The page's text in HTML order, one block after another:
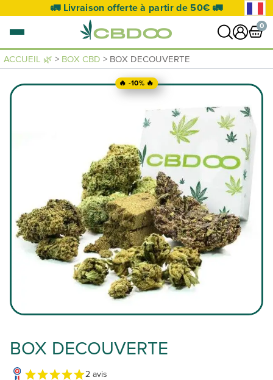
🚛 Livraison offerte à partir de 50€ 🚛
0
0 article VOIR PANIER
Votre panier est vide.
ACCUEIL 🌿 > BOX CBD > BOX DECOUVERTE
🔥 -10% 🔥
BOX DECOUVERTE
2 avis